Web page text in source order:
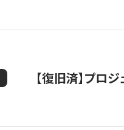
【復旧済】プロ